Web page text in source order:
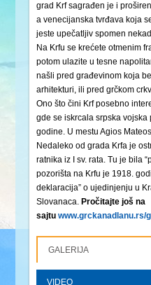
grad Krf sagrađen je i
a venecijanska tvrđava koja
jeste upečatljiv spomen
Na Krfu se krećete otmenim
potom ulazite u tesne
našli pred građevinom koja
arhitekturi, ili pred grčkom
Ono što čini Krf posebno
gde se iskrcala srpska
godine. U mestu Agios
Nedaleko od grada Krfa je
ratnika iz I sv. rata. Tu je bila
pozorišta na Krfu je 1918.
deklaracija” o ujedinjenju u
Slovanaca. Pročitajte još na
sajtu
GALERIJA
VIDEO